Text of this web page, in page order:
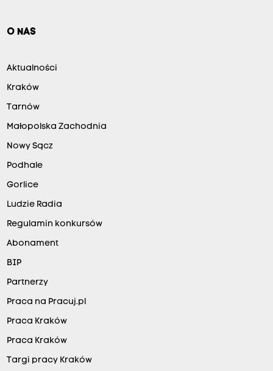
O NAS
Aktualności
Kraków
Tarnów
Małopolska Zachodnia
Nowy Sącz
Podhale
Gorlice
Ludzie Radia
Regulamin konkursów
Abonament
BIP
Partnerzy
Praca na Pracuj.pl
Praca Kraków
Praca Kraków
Targi pracy Kraków